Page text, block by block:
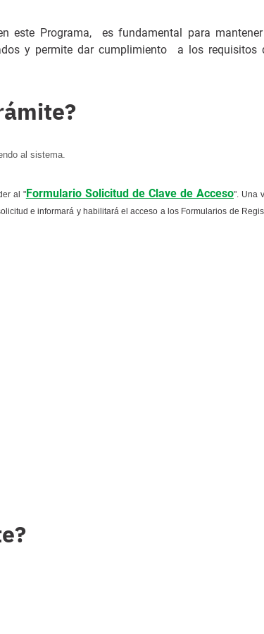
este Programa, es fundamental para
y permite dar cumplimiento a los requisitos
al sistema.
al "Formulario Solicitud de Clave de Acceso". Una
e informará y habilitará el acceso a los Formularios de